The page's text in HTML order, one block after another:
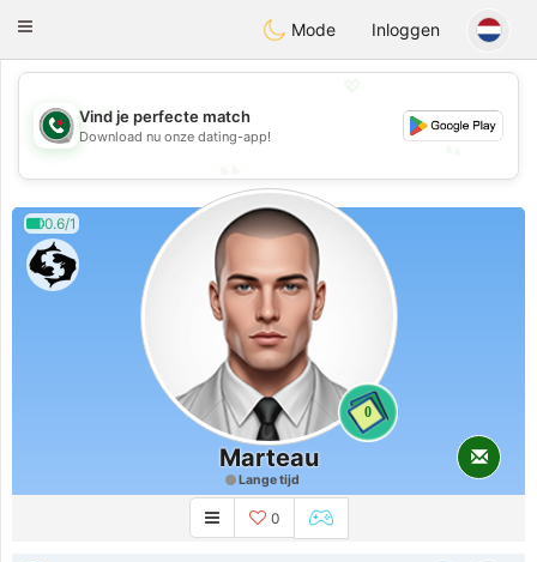
Weshrak
Toggle
Mode Inloggen
💖
💕
Vind je perfecte match
Download nu onze dating-app!
0.6/1
0
Marteau
Lange tijd
0